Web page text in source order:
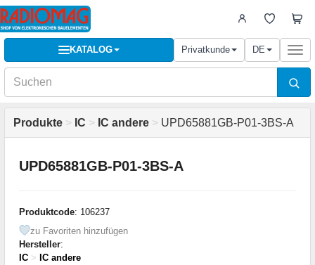
KATALOG Privatkunde DE
Produkte > IC > IC andere > UPD65881GB-P01-3BS-A
UPD65881GB-P01-3BS-A
Produktcode: 106237
zu Favoriten hinzufügen
Hersteller:
IC > IC andere